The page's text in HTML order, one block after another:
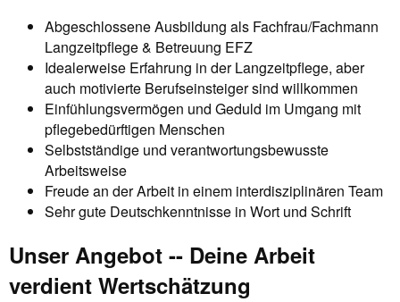
Abgeschlossene Ausbildung als Fachfrau/Fachmann
Langzeitpflege & Betreuung EFZ
Idealerweise Erfahrung in der Langzeitpflege, aber
auch motivierte Berufseinsteiger sind willkommen
Einfühlungsvermögen und Geduld im Umgang mit
pflegebedürftigen Menschen
Selbstständige und verantwortungsbewusste
Arbeitsweise
Freude an der Arbeit in einem interdisziplinären Team
Sehr gute Deutschkenntnisse in Wort und Schrift
Unser Angebot -- Deine Arbeit
verdient Wertschätzung